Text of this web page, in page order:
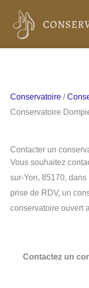
contenu
Conservatoire /
Conservatoire
Contacter un
Vous souhaitez
sur-Yon, 85170,
prise de RDV, un
conservatoire ouvert
Contactez un